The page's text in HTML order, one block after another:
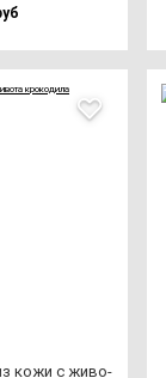
ко­жи с жи­во­